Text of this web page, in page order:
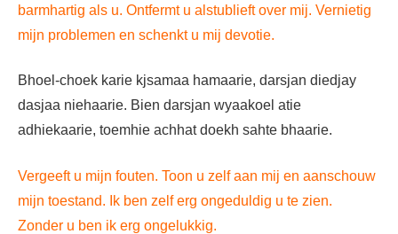
barmhartig als u. Ontfermt u alstublieft over mij. Vernietig
mijn problemen en schenkt u mij devotie.
Bhoel-choek karie kjsamaa hamaarie, darsjan diedjay
dasjaa niehaarie. Bien darsjan wyaakoel atie
adhiekaarie, toemhie achhat doekh sahte bhaarie.
Vergeeft u mijn fouten. Toon u zelf aan mij en aanschouw
mijn toestand. Ik ben zelf erg ongeduldig u te zien.
Zonder u ben ik erg ongelukkig.